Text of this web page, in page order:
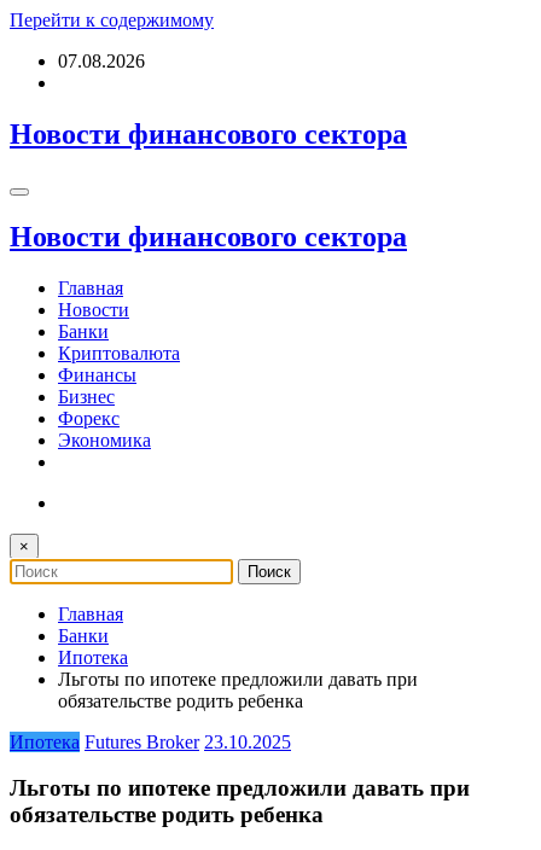
Перейти к содержимому
07.08.2026
Новости финансового сектора
Новости финансового сектора
Главная
Новости
Банки
Криптовалюта
Финансы
Бизнес
Форекс
Экономика
×
Главная
Банки
Ипотека
Льготы по ипотеке предложили давать при
обязательстве родить ребенка
Ипотека Futures Broker 23.10.2025
Льготы по ипотеке предложили давать при
обязательстве родить ребенка